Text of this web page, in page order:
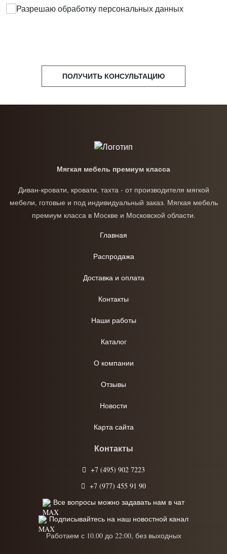
Разрешаю обработку персональных данных
ПОЛУЧИТЬ КОНСУЛЬТАЦИЮ
Мягкая мебель премиум класса
Диван-кровати, кровати, тахта - от производителя мягкой
мебели, готовые и под индивидуальный заказ. Мягкая мебель
премиум класса в Москве и Московской области.
Главная
Распродажа
Доставка и оплата
Контакты
Наши работы
Каталог
О компании
Отзывы
Новости
Карта сайта
Контакты
+7 (495) 902 7223
+7 (977) 455 91 90
Все вопросы можно задавать нам в чат
Подписывайтесь на наш новостной канал
Работаем с 10.00 до 22:00, без выходных